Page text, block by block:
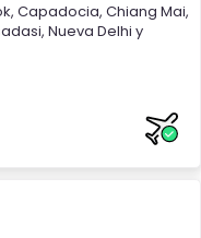
, Capadocia, Chiang Mai,
, Nueva Delhi y